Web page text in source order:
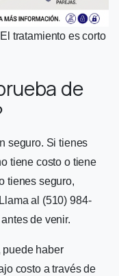
tratamiento es corto
de
seguro. Si tienes
tiene costo o tiene
tienes seguro,
al (510) 984-
de venir.
puede haber
costo a través de